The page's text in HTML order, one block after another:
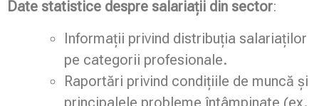
Date statistice despre salariații din sector:
Informații privind distribuția salariaților
pe categorii profesionale.
Raportări privind condițiile de muncă și
principalele probleme întâmpinate (ex.